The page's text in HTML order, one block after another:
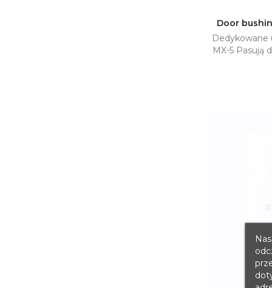

Door
Dedykowane
MX-5 Pasują